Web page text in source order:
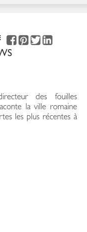
des fouilles
la ville romaine
les plus récentes à